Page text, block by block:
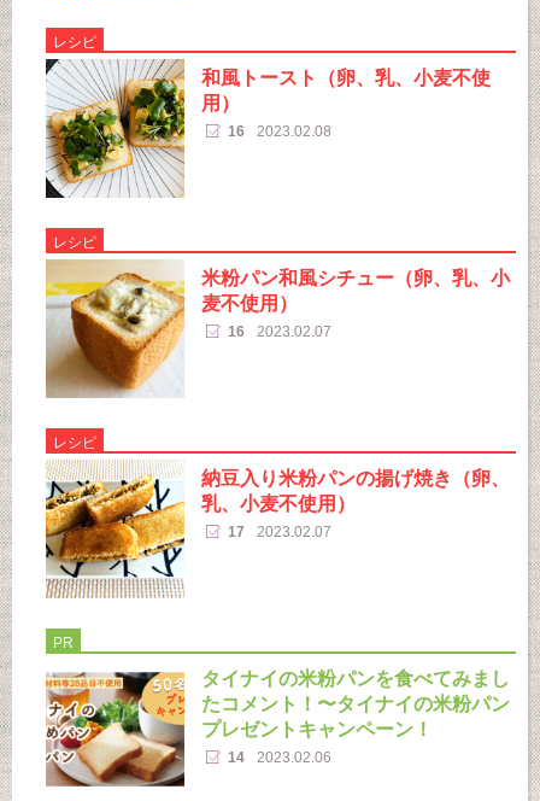
レシピ
和風トースト（卵、乳、小麦不使
用）
16 2023.02.08
レシピ
米粉パン和風シチュー（卵、乳、小
麦不使用）
16 2023.02.07
レシピ
納豆入り米粉パンの揚げ焼き（卵、
乳、小麦不使用）
17 2023.02.07
PR
タイナイの米粉パンを食べてみまし
たコメント！〜タイナイの米粉パン
プレゼントキャンペーン！
14 2023.02.06